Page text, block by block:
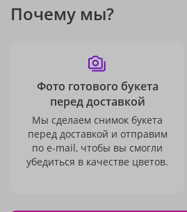
Почему мы?
Фото готового букета
перед доставкой
Мы сделаем снимок букета
перед доставкой и отправим
по e-mail, чтобы вы смогли
убедиться в качестве цветов.